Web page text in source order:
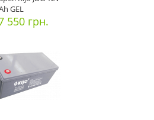
GEL
550 грн.